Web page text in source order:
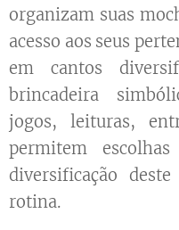
organizam suas
acesso aos seus
em cantos
brincadeira
jogos, leituras,
permitem
diversificação
rotina.